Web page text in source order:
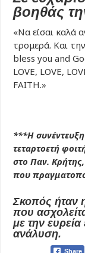
βοηθάς
«Να είσαι καλά
τρομερά. Και
bless you and
LOVE, LOVE,
FAITH.»
***Η
τεταρτοετή
στο Παν.
που
Σκοπός ήταν
που
με την
ανάλυση.
Share